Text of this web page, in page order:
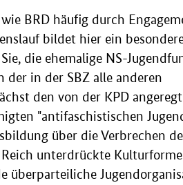
BRD häufig durch
bildet hier ein
die ehemalige NS-
in der SBZ alle anderen
den von der KPD
"antifaschistischen
über die Verbrechen
unterdrückte
überparteiliche